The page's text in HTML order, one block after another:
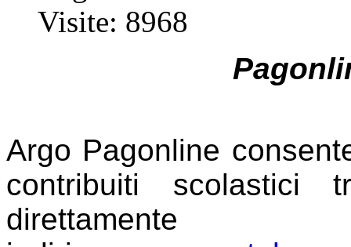
Visite: 8968
Argo Pagonline
contribuiti scolastici